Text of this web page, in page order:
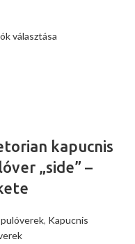
választása
kapucnis
„side” –
, Kapucnis